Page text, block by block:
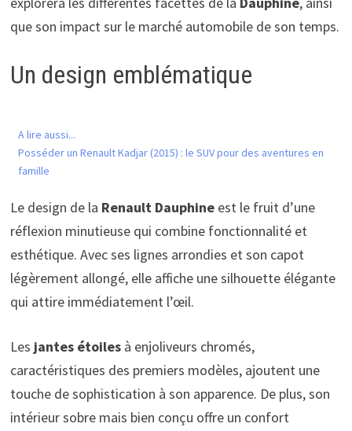
que son impact sur le marché automobile de son temps.
Un design emblématique
A lire aussi...
Posséder un Renault Kadjar (2015) : le SUV pour des aventures en
famille
Le design de la Renault Dauphineest le fruit d’une
réflexion minutieuse qui combine fonctionnalité et
esthétique. Avec ses lignes arrondies et son capot
légèrement allongé, elle affiche une silhouette élégante
qui attire immédiatement l’œil.
Les jantes étoilesà enjoliveurs chromés,
caractéristiques des premiers modèles, ajoutent une
touche de sophistication à son apparence. De plus, son
intérieur sobre mais bien conçu offre un confort